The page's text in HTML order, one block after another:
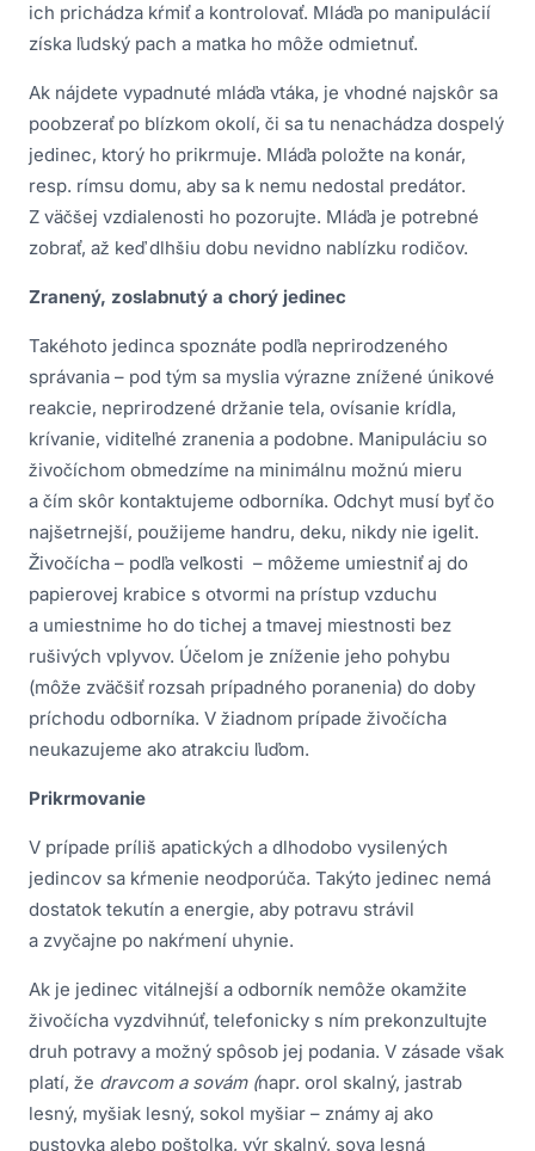
ich prichádza kŕmiť a kontrolovať. Mláďa po manipulácií
získa ľudský pach a matka ho môže odmietnuť.
Ak nájdete vypadnuté mláďa vtáka, je vhodné najskôr sa
poobzerať po blízkom okolí, či sa tu nenachádza dospelý
jedinec, ktorý ho prikrmuje. Mláďa položte na konár,
resp. rímsu domu, aby sa k nemu nedostal predátor.
Z väčšej vzdialenosti ho pozorujte. Mláďa je potrebné
zobrať, až keď dlhšiu dobu nevidno nablízku rodičov.
Zranený, zoslabnutý a chorý jedinec
Takéhoto jedinca spoznáte podľa neprirodzeného
správania – pod tým sa myslia výrazne znížené únikové
reakcie, neprirodzené držanie tela, ovísanie krídla,
krívanie, viditeľné zranenia a podobne. Manipuláciu so
živočíchom obmedzíme na minimálnu možnú mieru
a čím skôr kontaktujeme odborníka. Odchyt musí byť čo
najšetrnejší, použijeme handru, deku, nikdy nie igelit.
Živočícha – podľa veľkosti – môžeme umiestniť aj do
papierovej krabice s otvormi na prístup vzduchu
a umiestnime ho do tichej a tmavej miestnosti bez
rušivých vplyvov. Účelom je zníženie jeho pohybu
(môže zväčšiť rozsah prípadného poranenia) do doby
príchodu odborníka. V žiadnom prípade živočícha
neukazujeme ako atrakciu ľuďom.
Prikrmovanie
V prípade príliš apatických a dlhodobo vysilených
jedincov sa kŕmenie neodporúča. Takýto jedinec nemá
dostatok tekutín a energie, aby potravu strávil
a zvyčajne po nakŕmení uhynie.
Ak je jedinec vitálnejší a odborník nemôže okamžite
živočícha vyzdvihnúť, telefonicky s ním prekonzultujte
druh potravy a možný spôsob jej podania. V zásade však
platí, že dravcom a sovám (napr. orol skalný, jastrab
lesný, myšiak lesný, sokol myšiar – známy aj ako
pustovka alebo poštolka, výr skalný, sova lesná